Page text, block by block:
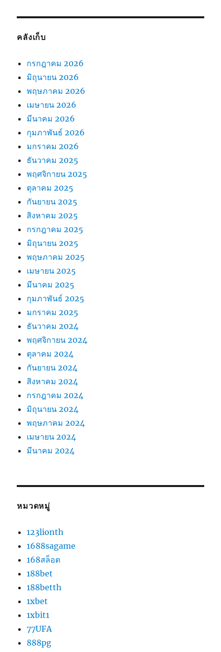
คลังเก็บ
กรกฎาคม 2026
มิถุนายน 2026
พฤษภาคม 2026
เมษายน 2026
มีนาคม 2026
กุมภาพันธ์ 2026
มกราคม 2026
ธันวาคม 2025
พฤศจิกายน 2025
ตุลาคม 2025
กันยายน 2025
สิงหาคม 2025
กรกฎาคม 2025
มิถุนายน 2025
พฤษภาคม 2025
เมษายน 2025
มีนาคม 2025
กุมภาพันธ์ 2025
มกราคม 2025
ธันวาคม 2024
พฤศจิกายน 2024
ตุลาคม 2024
กันยายน 2024
สิงหาคม 2024
กรกฎาคม 2024
มิถุนายน 2024
พฤษภาคม 2024
เมษายน 2024
มีนาคม 2024
หมวดหมู่
123lionth
1688sagame
168สล็อต
188bet
188betth
1xbet
1xbit1
77UFA
888pg